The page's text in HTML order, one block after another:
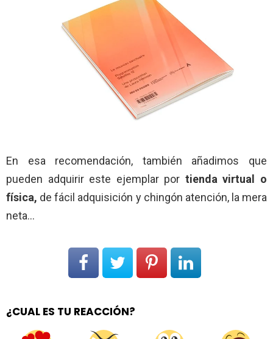
En esa recomendación, también añadimos que
pueden adquirir este ejemplar por tienda virtual o
física, de fácil adquisición y chingón atención, la mera
neta…
¿CUAL ES TU REACCIÓN?